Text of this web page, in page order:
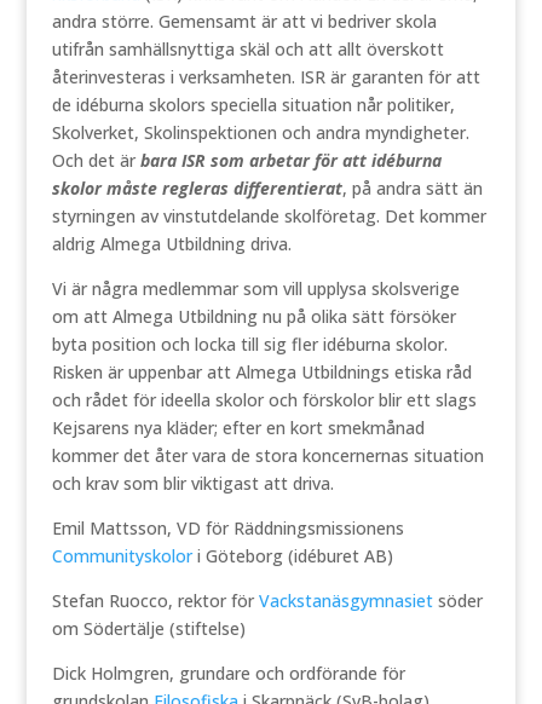
andra större. Gemensamt är att vi bedriver skola
utifrån samhällsnyttiga skäl och att allt överskott
återinvesteras i verksamheten. ISR är garanten för att
de idéburna skolors speciella situation når politiker,
Skolverket, Skolinspektionen och andra myndigheter.
Och det är bara ISR som arbetar för att idéburna
skolor måste regleras differentierat, på andra sätt än
styrningen av vinstutdelande skolföretag. Det kommer
aldrig Almega Utbildning driva.
Vi är några medlemmar som vill upplysa skolsverige
om att Almega Utbildning nu på olika sätt försöker
byta position och locka till sig fler idéburna skolor.
Risken är uppenbar att Almega Utbildnings etiska råd
och rådet för ideella skolor och förskolor blir ett slags
Kejsarens nya kläder; efter en kort smekmånad
kommer det åter vara de stora koncernernas situation
och krav som blir viktigast att driva.
Emil Mattsson, VD för Räddningsmissionens
Communityskolori Göteborg (idéburet AB)
Stefan Ruocco, rektor för Vackstanäsgymnasietsöder
om Södertälje (stiftelse)
Dick Holmgren, grundare och ordförande för